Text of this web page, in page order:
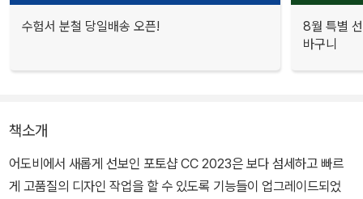
수험서 분철 당일배송 오픈!
8월 특별
바구니
책소개
어도비에서 새롭게 선보인 포토샵 CC 2023은 보다 섬세하고 빠르
게 고품질의 디자인 작업을 할 수 있도록 기능들이 업그레이드되었